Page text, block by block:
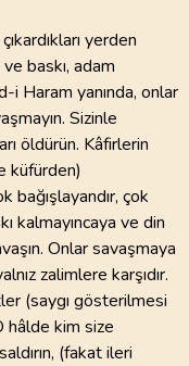
yerden
baskı, adam
i Haram yanında, onlar
Sizinle
öldürün. Kâfirlerin
küfürden)
bağışlayandır, çok
kalmayıncaya ve din
Onlar savaşmaya
zalimlere karşıdır.
(saygı gösterilmesi
hâlde kim size
(fakat ileri